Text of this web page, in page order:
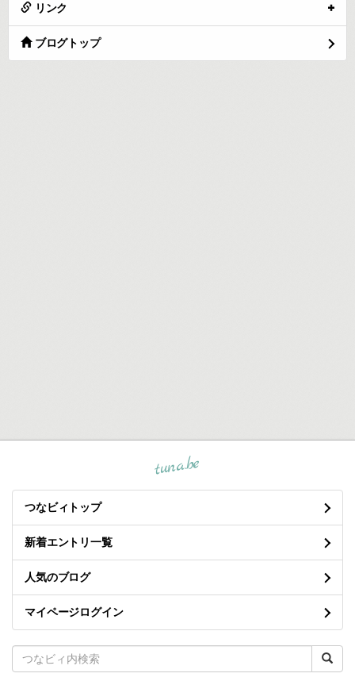
リンク
ブログトップ
tuna.be
つなビィトップ
新着エントリ一覧
人気のブログ
マイページログイン